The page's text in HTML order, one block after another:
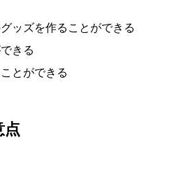
ッズを作ることができる
きる
とができる
点